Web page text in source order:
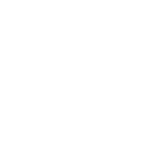
в дома отдыха,